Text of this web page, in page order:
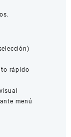
rápido
menú